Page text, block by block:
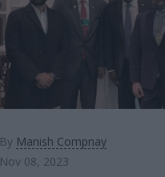
By Manish Compnay
Nov 08, 2023